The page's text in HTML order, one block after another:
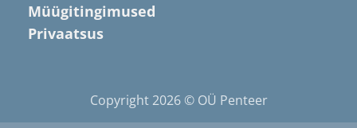
Müügitingimused
Privaatsus
Copyright 2026 © OÜ Penteer